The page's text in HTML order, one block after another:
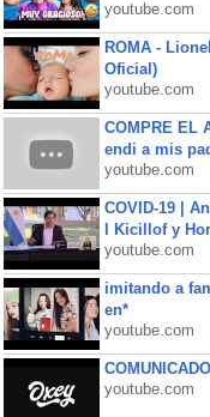
youtube.com
ROMA -
Oficial)
youtube.com
COMPRE EL
endi a mis
youtube.com
COVID-19 |
l Kicillof y
youtube.com
imitando a
en*
youtube.com
youtube.com